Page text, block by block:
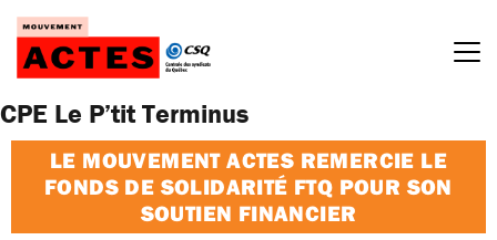
Passer
contenu
CPE Le P’tit Terminus
LE MOUVEMENT ACTES REMERCIE LE
FONDS DE SOLIDARITÉ FTQ POUR SON
SOUTIEN FINANCIER